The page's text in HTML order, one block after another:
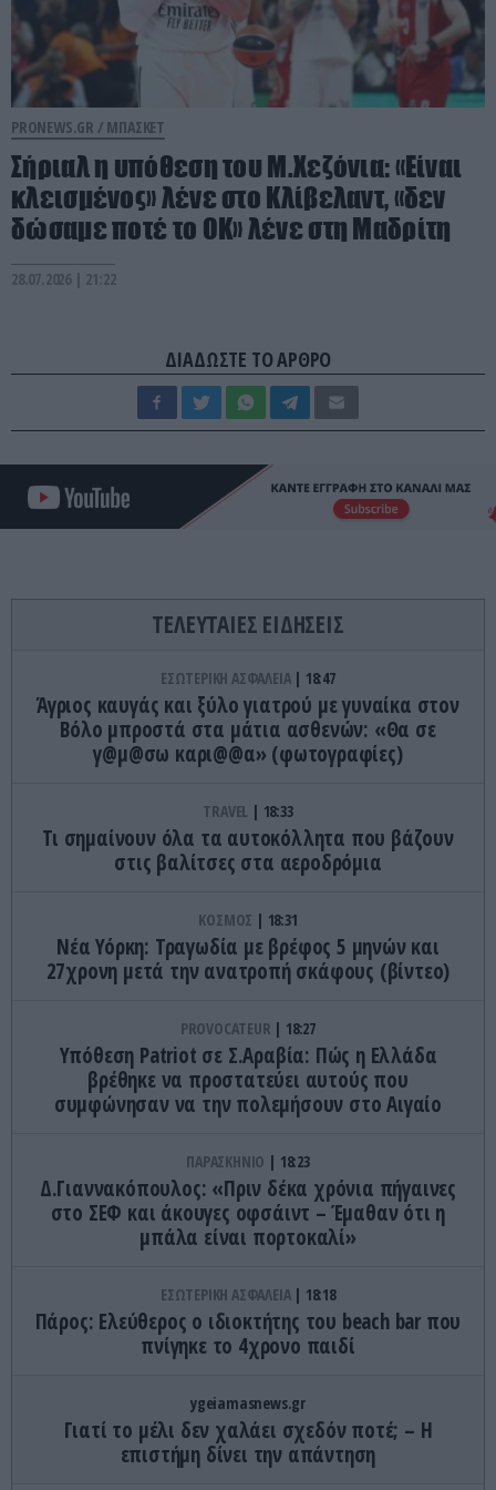
PRONEWS.GR / ΜΠΑΣΚΕΤ
Σήριαλ η υπόθεση του Μ.Χεζόνια: «Είναι
κλεισμένος» λένε στο Κλίβελαντ, «δεν
δώσαμε ποτέ το ΟΚ» λένε στη Μαδρίτη
28.07.2026 | 21:22
ΔΙΑΔΩΣΤΕ ΤΟ ΑΡΘΡΟ
ΤΕΛΕΥΤΑΙΕΣ ΕΙΔΗΣΕΙΣ
ΕΣΩΤΕΡΙΚΗ ΑΣΦΑΛΕΙΑ 18:47
Άγριος καυγάς και ξύλο γιατρού με γυναίκα στον
Βόλο μπροστά στα μάτια ασθενών: «Θα σε
γ@μ@σω καρι@@α» (φωτογραφίες)
TRAVEL 18:33
Τι σημαίνουν όλα τα αυτοκόλλητα που βάζουν
στις βαλίτσες στα αεροδρόμια
ΚΟΣΜΟΣ 18:31
Νέα Υόρκη: Τραγωδία με βρέφος 5 μηνών και
27χρονη μετά την ανατροπή σκάφους (βίντεο)
PROVOCATEUR 18:27
Υπόθεση Patriot σε Σ.Αραβία: Πώς η Ελλάδα
βρέθηκε να προστατεύει αυτούς που
συμφώνησαν να την πολεμήσουν στο Αιγαίο
ΠΑΡΑΣΚΗΝΙΟ 18:23
Δ.Γιαννακόπουλος: «Πριν δέκα χρόνια πήγαινες
στο ΣΕΦ και άκουγες οφσάιντ – Έμαθαν ότι η
μπάλα είναι πορτοκαλί»
ΕΣΩΤΕΡΙΚΗ ΑΣΦΑΛΕΙΑ 18:18
Πάρος: Ελεύθερος ο ιδιοκτήτης του beach bar που
πνίγηκε το 4χρονο παιδί
ygeiamasnews.gr
Γιατί το μέλι δεν χαλάει σχεδόν ποτέ; – Η
επιστήμη δίνει την απάντηση